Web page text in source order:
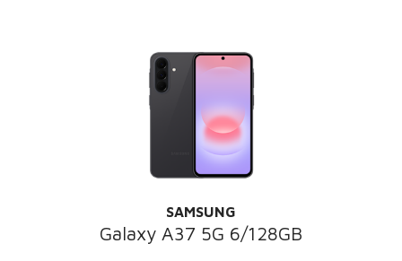
SAMSUNG
Galaxy A37 5G 6/128GB